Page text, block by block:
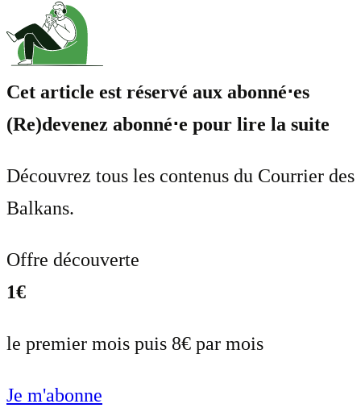
Cet article est réservé aux abonné⋅es
(Re)devenez abonné⋅e pour lire la suite
Découvrez tous les contenus du Courrier des
Balkans.
Offre découverte
1€
le premier mois puis 8€ par mois
Je m'abonne